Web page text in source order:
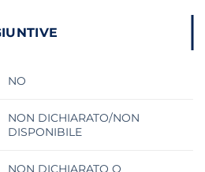
NO
NON DICHIARATO/NON
DISPONIBILE
NON DICHIARATO O